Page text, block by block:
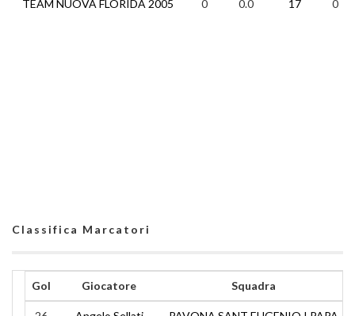
TEAM NUOVA FLORIDA 2005 0 0.0 17 0
Classifica Marcatori
Gol Giocatore Squadra